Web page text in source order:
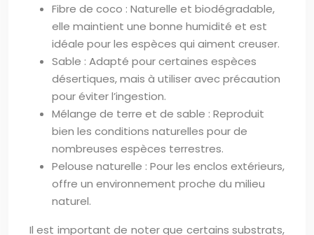
Fibre de coco : Naturelle et biodégradable,
elle maintient une bonne humidité et est
idéale pour les espèces qui aiment creuser.
Sable : Adapté pour certaines espèces
désertiques, mais à utiliser avec précaution
pour éviter l’ingestion.
Mélange de terre et de sable : Reproduit
bien les conditions naturelles pour de
nombreuses espèces terrestres.
Pelouse naturelle : Pour les enclos extérieurs,
offre un environnement proche du milieu
naturel.
Il est important de noter que certains substrats,